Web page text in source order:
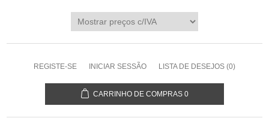
REGISTE-SE INICIAR SESSÃO LISTA DE DESEJOS (0)
CARRINHO DE COMPRAS 0